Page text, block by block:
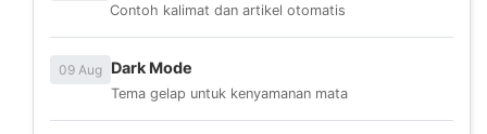
Contoh kalimat dan artikel otomatis
09 Aug Dark Mode
Tema gelap untuk kenyamanan mata